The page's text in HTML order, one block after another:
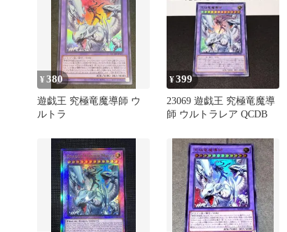
¥380
遊戯王 究極竜魔導師 ウ
ルトラ
¥399
23069 遊戯王 究極竜魔導
師 ウルトラレア QCDB